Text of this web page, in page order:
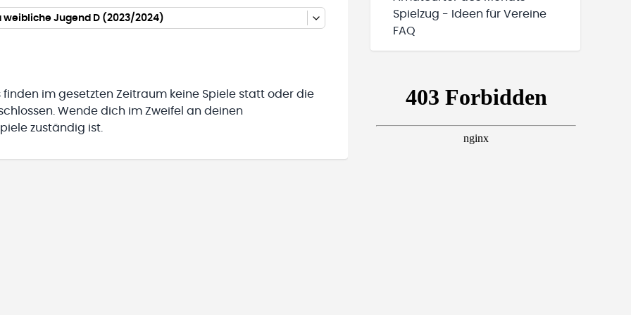
weibliche Jugend D (2023/2024)
finden im gesetzten Zeitraum keine Spiele statt oder die
Wende dich im Zweifel an deinen
zuständig ist.
Spielzug - Ideen für Vereine
FAQ